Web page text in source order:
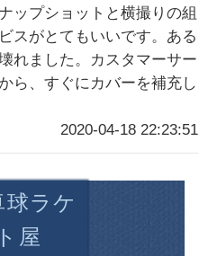
ップショットと横撮りの組
スがとてもいいです。ある
れました。カスタマーサー
ら、すぐにカバーを補充し
2020-04-18 22:23:51
球ラケ
屋